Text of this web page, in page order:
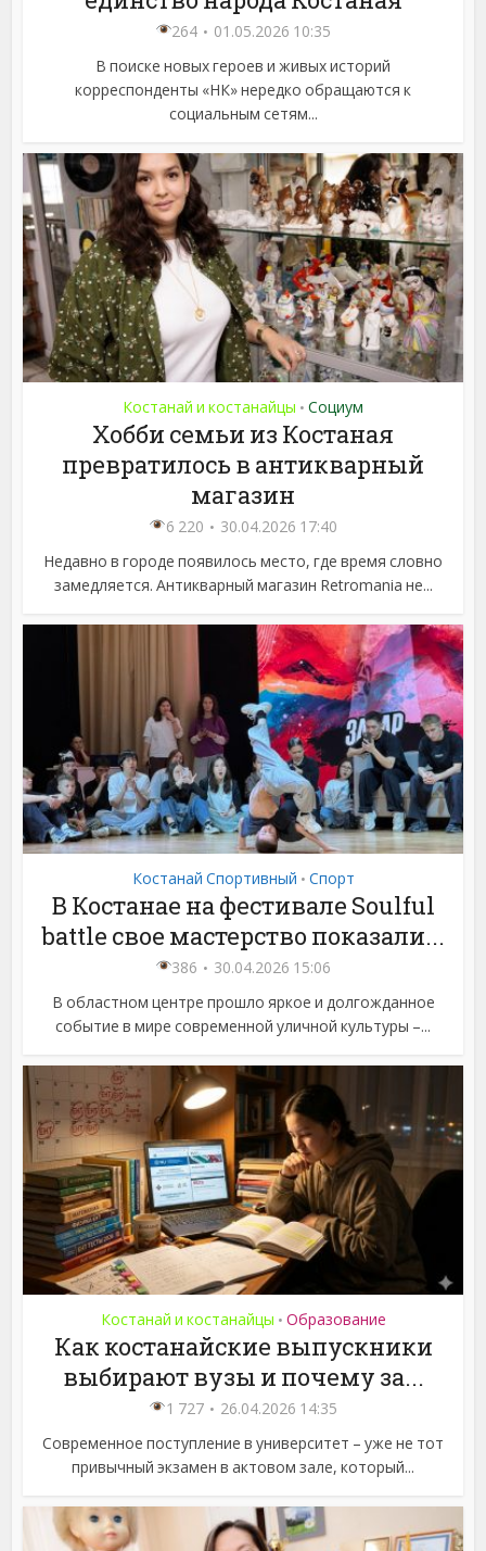
264
01.05.2026 10:35
В поиске новых героев и живых историй
корреспонденты «НК» нередко обращаются к
социальным сетям...
Костанай и костанайцы • Социум
Хобби семьи из Костаная
превратилось в антикварный
магазин
6 220
30.04.2026 17:40
Недавно в городе появилось место, где время словно
замедляется. Антикварный магазин Retromania не...
Костанай Спортивный • Спорт
В Костанае на фестивале Soulful
battle свое мастерство показали...
386
30.04.2026 15:06
В областном центре прошло яркое и долгожданное
событие в мире современной уличной культуры –...
Костанай и костанайцы • Образование
Как костанайские выпускники
выбирают вузы и почему за...
1 727
26.04.2026 14:35
Современное поступление в университет – уже не тот
привычный экзамен в актовом зале, который...